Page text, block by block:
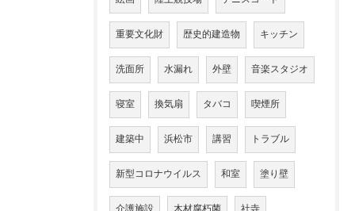
重要文化財 歴史的建造物 キッチン
洗面所 水漏れ 外壁 音楽スタジオ
寝室 換気扇 タバコ 喫煙所
建築中 浜松市 講習 トラブル
新型コロナウイルス 和室 塗り壁